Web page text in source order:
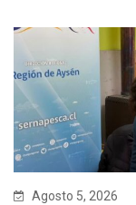
Agosto 5, 2026